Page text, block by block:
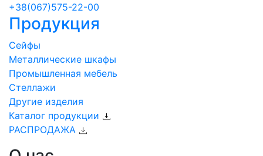
+38(067)575-22-00
Продукция
Сейфы
Металлические шкафы
Промышленная мебель
Стеллажи
Другие изделия
Каталог продукции
РАСПРОДАЖА